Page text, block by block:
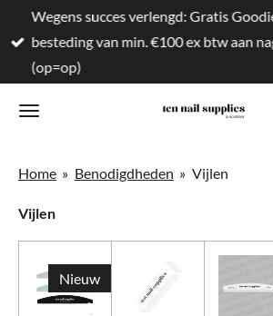
direct
naar
hoofdinhoud
Wegens succes verlengd: Gratis
besteding van min. €100 ex btw aan
(op=op)
Home » Benodigdheden » Vijlen
Vijlen
Nieuw